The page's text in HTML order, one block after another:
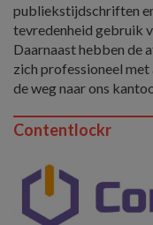
publiekstijdschriften
tevredenheid gebruik
Daarnaast hebben de
zich professioneel
de weg naar ons
Contentlockr